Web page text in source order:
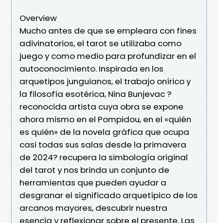
Overview
Mucho antes de que se empleara con fines
adivinatorios, el tarot se utilizaba como
juego y como medio para profundizar en el
autoconocimiento. Inspirada en los
arquetipos junguianos, el trabajo onírico y
la filosofía esotérica, Nina Bunjevac ?
reconocida artista cuya obra se expone
ahora mismo en el Pompidou, en el «quién
es quién» de la novela gráfica que ocupa
casi todas sus salas desde la primavera
de 2024? recupera la simbología original
del tarot y nos brinda un conjunto de
herramientas que pueden ayudar a
desgranar el significado arquetípico de los
arcanos mayores, descubrir nuestra
esencia y reflexionar sobre el presente. Las